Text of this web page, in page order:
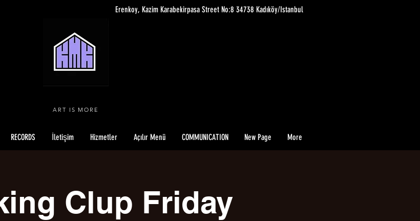
Erenkoy, Kazim Karabekirpasa Street No:8 34738 Kadıköy/Istanbul
ART IS MORE
RECORDS İletişim Hizmetler Açılır Menü COMMUNICATION New Page More
Clup Friday